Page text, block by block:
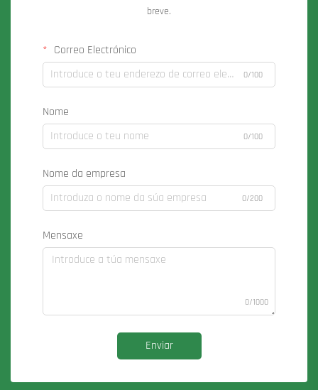
breve.
Correo Electrónico
0/100
Nome
0/100
Nome da empresa
0/200
Mensaxe
0/1000
Enviar